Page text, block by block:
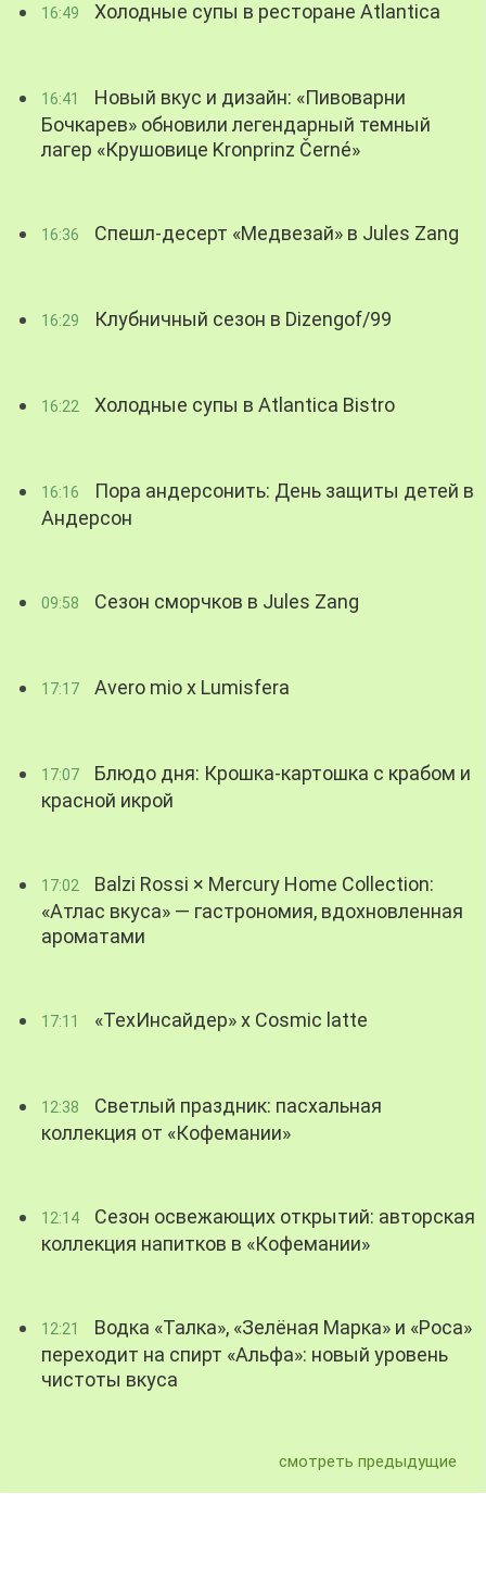
16:49 Холодные супы в ресторане Atlantica
16:41
Новый вкус и дизайн: «Пивоварни
Бочкарев» обновили легендарный темный
лагер «Крушовице Kronprinz Černé»
16:36 Спешл-десерт «Медвезай» в Jules Zang
16:29 Клубничный сезон в Dizengof/99
16:22 Холодные супы в Atlantica Bistro
16:16
Пора андерсонить: День защиты детей в
Андерсон
09:58 Сезон сморчков в Jules Zang
17:17 Avero mio x Lumisfera
17:07
Блюдо дня: Крошка-картошка с крабом и
красной икрой
17:02
Balzi Rossi × Mercury Home Collection:
«Атлас вкуса» — гастрономия, вдохновленная
ароматами
17:11 «ТехИнсайдер» х Cosmic latte
12:38
Светлый праздник: пасхальная
коллекция от «Кофемании»
12:14
Сезон освежающих открытий: авторская
коллекция напитков в «Кофемании»
12:21
Водка «Талка», «Зелёная Марка» и «Роса»
переходит на спирт «Альфа»: новый уровень
чистоты вкуса
смотреть предыдущие